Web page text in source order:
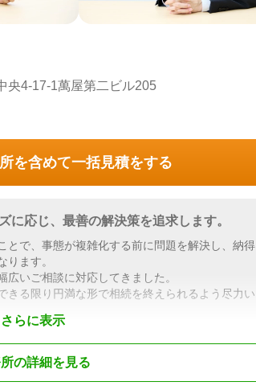
央4-17-1萬屋第二ビル205
を含めて一括見積をする
さらに表示
に応じ、最善の解決策を追求します。
とで、事態が複雑化する前に問題を解決し、納得
ます。
いご相談に対応してきました。
きる限り円満な形で相続を終えられるよう尽力い
がゆえに、感情的になり、意見の対立が生じやす
の詳細を見る